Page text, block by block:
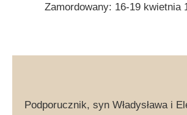
Zamordowany: 16-19 kwietnia
Podporucznik, syn Władysława i